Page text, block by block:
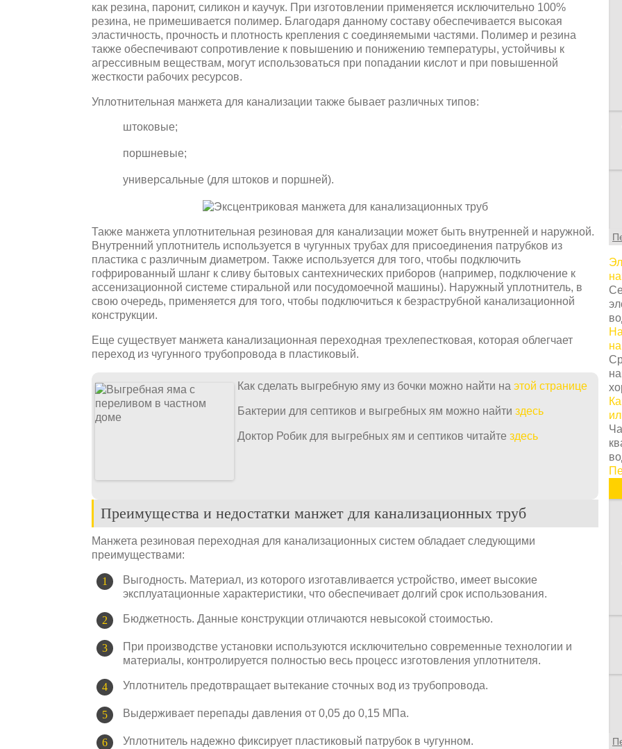
как резина, паронит, силикон и каучук. При изготовлении применяется исключительно 100%
резина, не примешивается полимер. Благодаря данному составу обеспечивается высокая
эластичность, прочность и плотность крепления с соединяемыми частями. Полимер и резина
также обеспечивают сопротивление к повышению и понижению температуры, устойчивы к
агрессивным веществам, могут использоваться при попадании кислот и при повышенной
жесткости рабочих ресурсов.
Уплотнительная манжета для канализации также бывает различных типов:
штоковые;
поршневые;
универсальные (для штоков и поршней).
Также манжета уплотнительная резиновая для канализации может быть внутренней и наружной.
Внутренний уплотнитель используется в чугунных трубах для присоединения патрубков из
пластика с различным диаметром. Также используется для того, чтобы подключить
гофрированный шланг к сливу бытовых сантехнических приборов (например, подключение к
ассенизационной системе стиральной или посудомоечной машины). Наружный уплотнитель, в
свою очередь, применяется для того, чтобы подключиться к безраструбной канализационной
конструкции.
Еще существует манжета канализационная переходная трехлепестковая, которая облегчает
переход из чугунного трубопровода в пластиковый.
Как сделать выгребную яму из бочки можно найти на этой странице
Бактерии для септиков и выгребных ям можно найти здесь
Доктор Робик для выгребных ям и септиков читайте здесь
Преимущества и недостатки манжет для канализационных труб
Манжета резиновая переходная для канализационных систем обладает следующими
преимуществами:
Выгодность. Материал, из которого изготавливается устройство, имеет высокие
эксплуатационные характеристики, что обеспечивает долгий срок использования.
Бюджетность. Данные конструкции отличаются невысокой стоимостью.
При производстве установки используются исключительно современные технологии и
материалы, контролируется полностью весь процесс изготовления уплотнителя.
Уплотнитель предотвращает вытекание сточных вод из трубопровода.
Выдерживает перепады давления от 0,05 до 0,15 МПа.
Уплотнитель надежно фиксирует пластиковый патрубок в чугунном.